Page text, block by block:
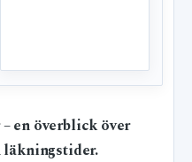
en överblick över
läkningstider.